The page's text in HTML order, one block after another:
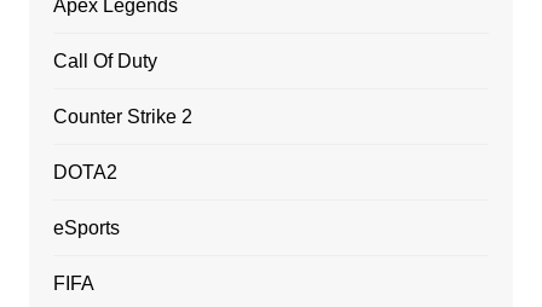
Apex Legends
Call Of Duty
Counter Strike 2
DOTA2
eSports
FIFA